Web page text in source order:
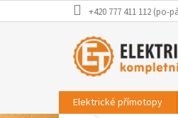
na
+420 777 411 112 (po-
Elektrické přímotopy